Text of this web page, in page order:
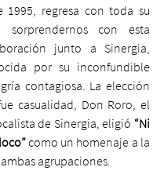
1995, regresa con toda su
sorprendernos con esta
junto a Sinergia,
por su inconfundible
contagiosa. La elección
casualidad, Don Roro, el
de Sinergia, eligió “Ni
como un homenaje a la
agrupaciones.